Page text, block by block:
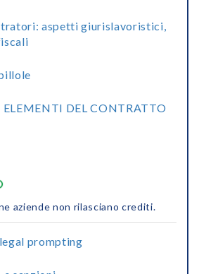
aspetti giurislavoristici,
ELEMENTI DEL CONTRATTO
aziende non rilasciano crediti.
prompting